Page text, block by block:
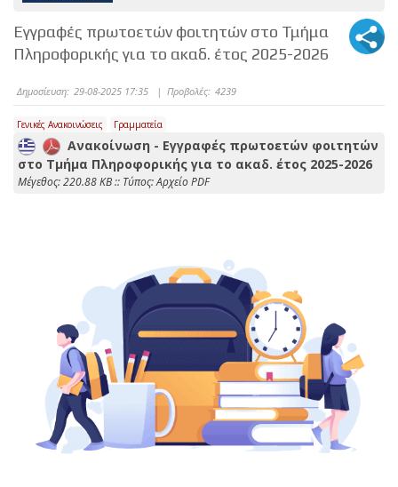
Εγγραφές πρωτοετών φοιτητών στο Τμήμα
Πληροφορικής για το ακαδ. έτος 2025-2026
Δημοσίευση: 29-08-2025 17:35 | Προβολές: 4239
Γενικές Ανακοινώσεις Γραμματεία
Ανακοίνωση - Εγγραφές πρωτοετών φοιτητών
στο Τμήμα Πληροφορικής για το ακαδ. έτος 2025-2026
Mέγεθος: 220.88 KB :: Τύπος: Αρχείο PDF